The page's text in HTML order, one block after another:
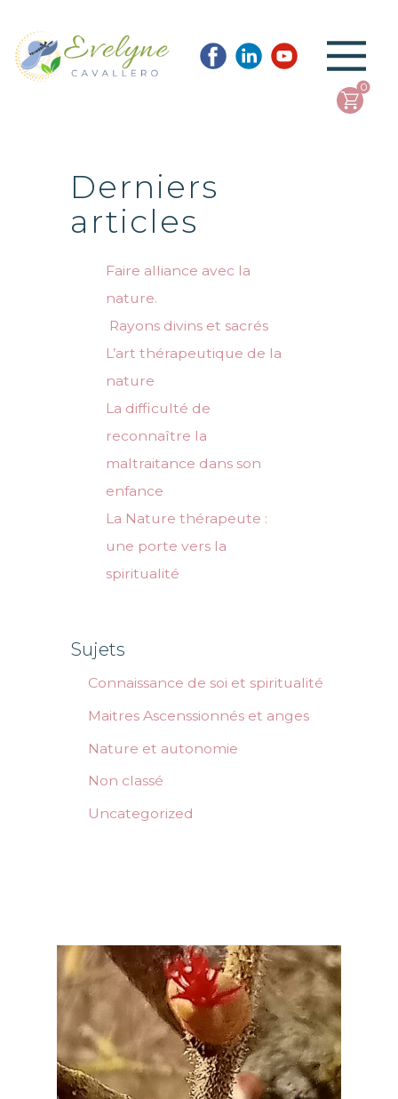
0
Derniers
articles
Faire alliance avec la
nature.
Rayons divins et sacrés
L’art thérapeutique de la
nature
La difficulté de
reconnaître la
maltraitance dans son
enfance
La Nature thérapeute :
une porte vers la
spiritualité
Sujets
Connaissance de soi et spiritualité
Maitres Ascenssionnés et anges
Nature et autonomie
Non classé
Uncategorized